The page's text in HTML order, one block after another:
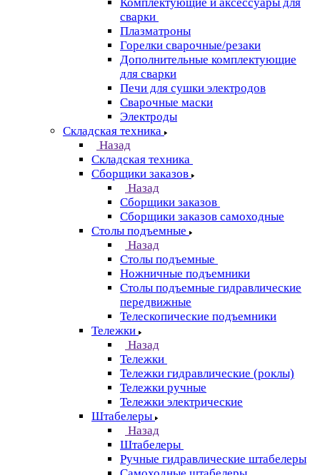
сварки
Плазматроны
Горелки сварочные/резаки
Дополнительные комплектующие
для сварки
Печи для сушки электродов
Сварочные маски
Электроды
Складская техника
Назад
Складская техника
Сборщики заказов
Назад
Сборщики заказов
Сборщики заказов самоходные
Столы подъемные
Назад
Столы подъемные
Ножничные подъемники
Столы подъемные гидравлические
передвижные
Телескопические подъемники
Тележки
Назад
Тележки
Тележки гидравлические (роклы)
Тележки ручные
Тележки электрические
Штабелеры
Назад
Штабелеры
Ручные гидравлические штабелеры